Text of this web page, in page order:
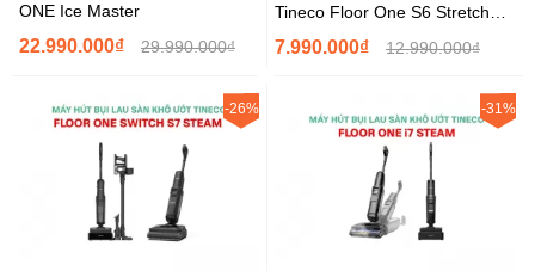
ONE Ice Master
22.990.000₫ 29.990.000₫
Tineco Floor One S6 Stretch
Steam
7.990.000₫ 12.990.000₫
-26% -31%